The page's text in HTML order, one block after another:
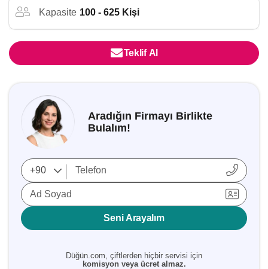
Kapasite 100 - 625 Kişi
Teklif Al
Aradığın Firmayı Birlikte
Bulalım!
Ad Soyad
Seni Arayalım
Düğün.com, çiftlerden hiçbir servisi için
komisyon veya ücret almaz.